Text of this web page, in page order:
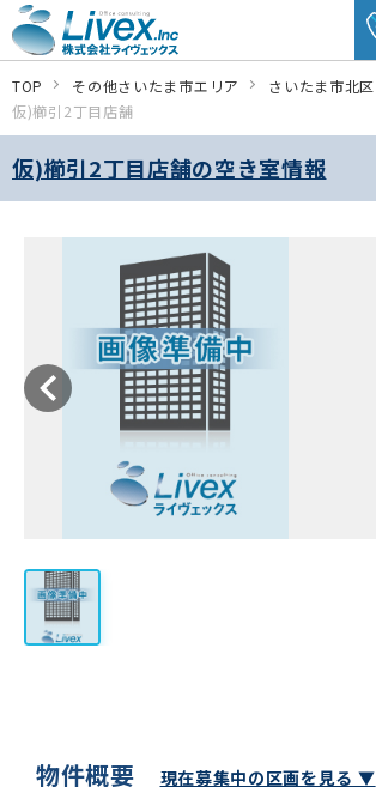
TOP その他さいたま市エリア
さいたま市北区
仮)櫛引2丁目店舗
仮)櫛引2丁目店舗の空き室情報
物件概要 現在募集中の区画を見る ▼